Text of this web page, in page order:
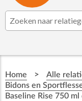
☆ Prijsknallers ☆
Home > Alle
Bidons en
Baseline Rise 750